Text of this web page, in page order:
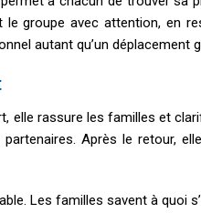
groupe avec attention, en
autant qu’un déplacement
elle rassure les familles et
Après le retour,
Les familles savent à quoi